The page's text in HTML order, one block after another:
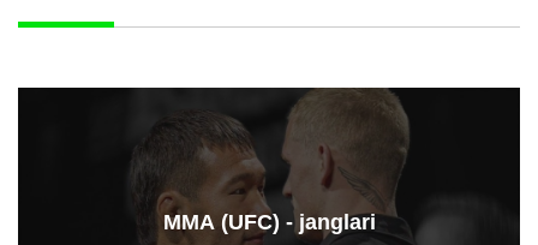
ММА (UFC) - janglari